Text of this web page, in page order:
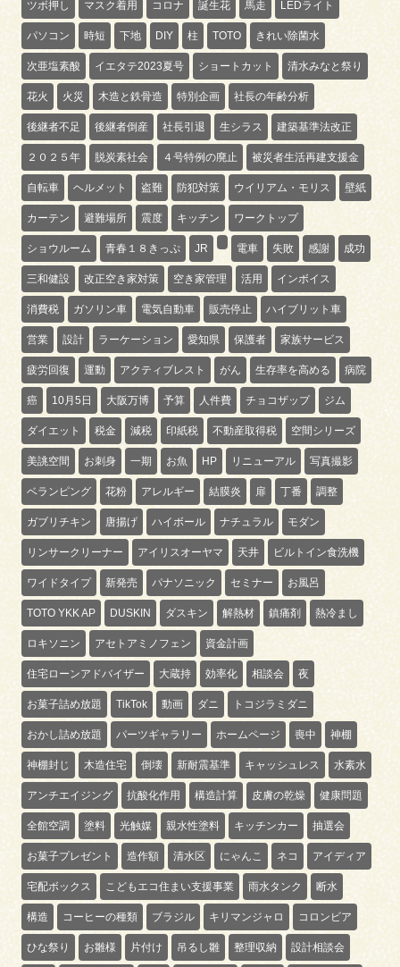
ツボ押し マスク着用 コロナ 誕生花 馬走 LEDライト
パソコン 時短 下地 DIY 柱 TOTO きれい除菌水
次亜塩素酸 イエタテ2023夏号 ショートカット 清水みなと祭り
花火 火災 木造と鉄骨造 特別企画 社長の年齢分析
後継者不足 後継者倒産 社長引退 生シラス 建築基準法改正
２０２５年 脱炭素社会 ４号特例の廃止 被災者生活再建支援金
自転車 ヘルメット 盗難 防犯対策 ウイリアム・モリス 壁紙
カーテン 避難場所 震度 キッチン ワークトップ
ショウルーム 青春１８きっぷ JR 電車 失敗 感謝 成功
三和健設 改正空き家対策 空き家管理 活用 インボイス
消費税 ガソリン車 電気自動車 販売停止 ハイブリット車
営業 設計 ラーケーション 愛知県 保護者 家族サービス
疲労回復 運動 アクティブレスト がん 生存率を高める 病院
癌 10月5日 大阪万博 予算 人件費 チョコザップ ジム
ダイエット 税金 減税 印紙税 不動産取得税 空間シリーズ
美誂空間 お刺身 一期 お魚 HP リニューアル 写真撮影
ベランピング 花粉 アレルギー 結膜炎 扉 丁番 調整
ガブリチキン 唐揚げ ハイボール ナチュラル モダン
リンサークリーナー アイリスオーヤマ 天井 ビルトイン食洗機
ワイドタイプ 新発売 パナソニック セミナー お風呂
TOTO YKK AP DUSKIN ダスキン 解熱材 鎮痛剤 熱冷まし
ロキソニン アセトアミノフェン 資金計画
住宅ローンアドバイザー 大蔵持 効率化 相談会 夜
お菓子詰め放題 TikTok 動画 ダニ トコジラミダニ
おかし詰め放題 パーツギャラリー ホームページ 喪中 神棚
神棚封じ 木造住宅 倒壊 新耐震基準 キャッシュレス 水素水
アンチエイジング 抗酸化作用 構造計算 皮膚の乾燥 健康問題
全館空調 塗料 光触媒 親水性塗料 キッチンカー 抽選会
お菓子プレゼント 造作額 清水区 にゃんこ ネコ アイディア
宅配ボックス こどもエコ住まい支援事業 雨水タンク 断水
構造 コーヒーの種類 ブラジル キリマンジャロ コロンビア
ひな祭り お雛様 片付け 吊るし雛 整理収納 設計相談会